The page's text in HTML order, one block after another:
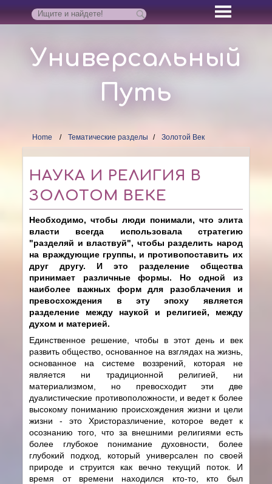
Универсальный
Путь
Home Тематические разделы Золотой Век
НАУКА И РЕЛИГИЯ В
ЗОЛОТОМ ВЕКЕ
Необходимо, чтобы люди понимали, что элита
власти всегда использовала стратегию
"разделяй и властвуй", чтобы разделить народ
на враждующие группы, и противопоставить их
друг другу. И это разделение общества
принимает различные формы. Но одной из
наиболее важных форм для разоблачения и
превосхождения в эту эпоху является
разделение между наукой и религией, между
духом и материей.
Единственное решение, чтобы в этот день и век
развить общество, основанное на взглядах на жизнь,
основанное на системе воззрений, которая не
является ни традиционной религией, ни
материализмом, но превосходит эти две
дуалистические противоположности, и ведет к более
высокому пониманию происхождения жизни и цели
жизни - это Христоразличение, которое ведет к
осознанию того, что за внешними религиями есть
более глубокое понимание духовности, более
глубокий подход, который универсален по своей
природе и струится как вечно текущий поток. И
время от времени находился кто-то, кто был